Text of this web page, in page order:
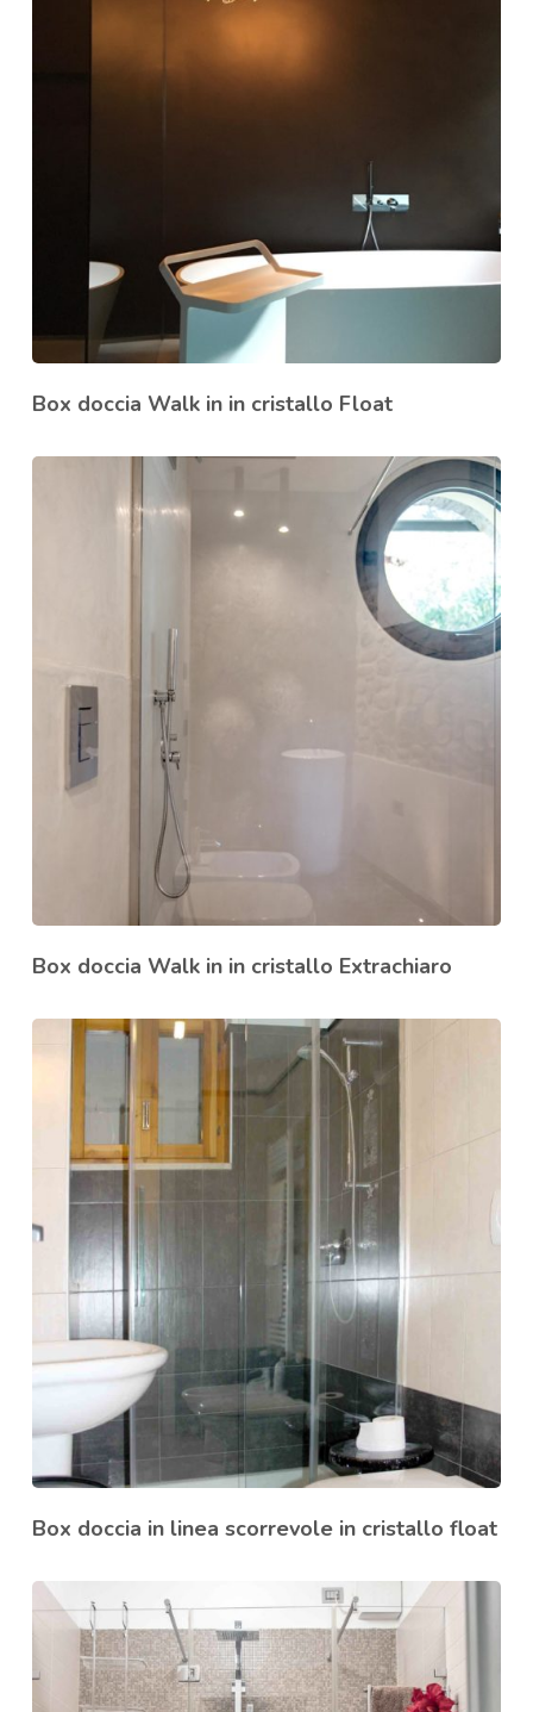
Box doccia Walk in in cristallo Float
Box doccia Walk in in cristallo Extrachiaro
Box doccia in linea scorrevole in cristallo float